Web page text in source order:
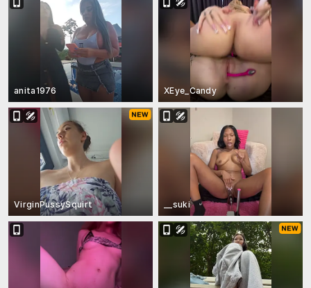
anita1976 XEye_Candy
VirginPussySquirt __suki